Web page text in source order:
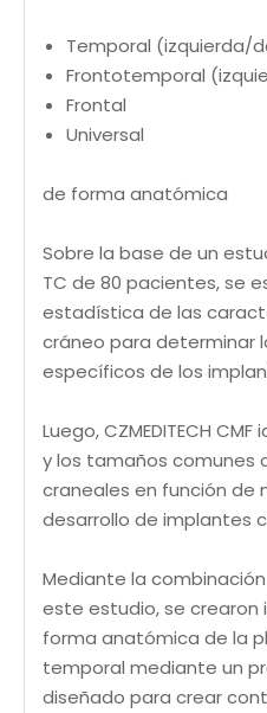
Temporal (izquierda/
Frontotemporal
Frontal
Universal
de forma anatómica
Sobre la base de un
TC de 80 pacientes, se
estadística de las
cráneo para determinar
específicos de los
Luego, CZMEDITECH
y los tamaños comunes
craneales en función de
desarrollo de implantes
Mediante la
este estudio, se crearon
forma anatómica de la
temporal mediante un
diseñado para crear